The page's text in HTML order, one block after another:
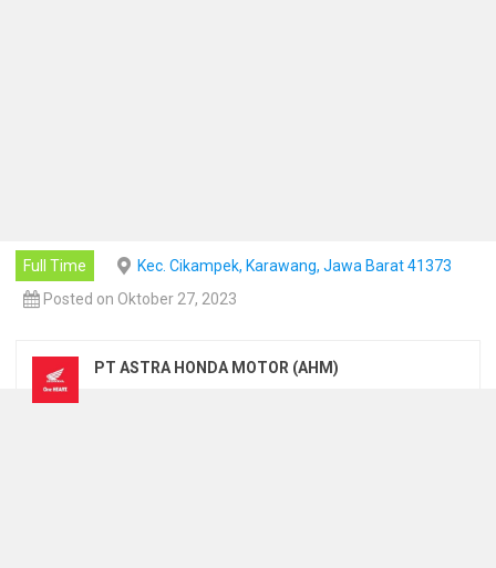
Full Time
Kec. Cikampek, Karawang, Jawa Barat 41373
Posted on Oktober 27, 2023
PT ASTRA HONDA MOTOR (AHM)